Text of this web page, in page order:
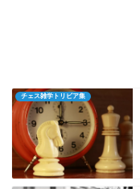
チェス雑学トリビア集